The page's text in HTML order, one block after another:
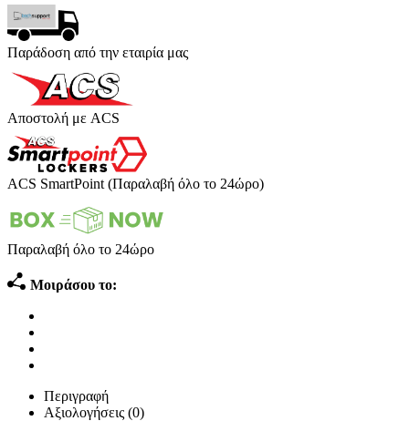
Παράδοση από την εταιρία μας
Αποστολή με ACS
ACS SmartPoint (Παραλαβή όλο το 24ώρο)
Παραλαβή όλο το 24ώρο
Μοιράσου το:
Περιγραφή
Αξιολογήσεις (0)